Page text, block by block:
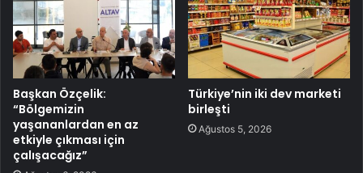
Başkan Özçelik:
“Bölgemizin
yaşananlardan en az
etkiyle çıkması için
çalışacağız”
Türkiye’nin iki dev marketi
birleşti
Ağustos 5, 2026